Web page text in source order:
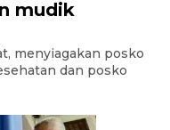
mudik
menyiagakan posko
dan posko